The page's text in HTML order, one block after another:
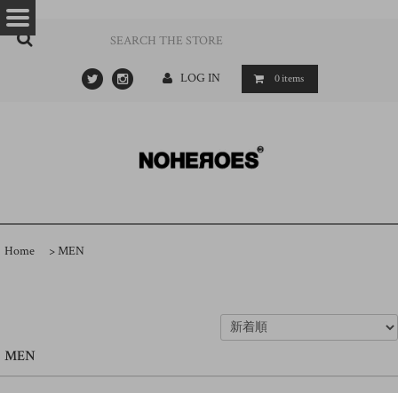
…- ->
LOG IN 0items
Home >MEN
MEN